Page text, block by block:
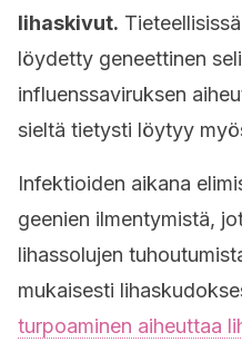
lihaskivut.
löydetty geneettinen
influenssaviruksen
sieltä tietysti löytyy
Infektioiden aikana
geenien ilmentymistä,
lihassolujen
mukaisesti
turpoaminen aiheuttaa